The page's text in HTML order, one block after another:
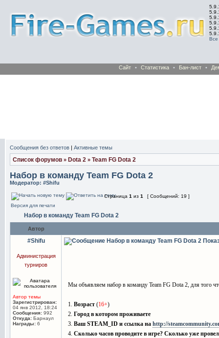
Все
Сайт • Статистика • Бан-лист •
Сообщения без ответов | Активные темы
Список форумов » Dota 2 » Team FG Dota 2
Набор в команду Team FG Dota 2
Модератор: #Shifu
Страница 1 из 1
[ Сообщений: 19 ]
Версия для печати
Набор в команду Team FG Dota 2
Автор
#Shifu
Администрация
турниров
Автор темы
Зарегистрирован:
04 янв 2012, 18:24
Сообщения: 992
Откуда: Барнаул
Награды: 6
Набор в команду Team FG Dota 2
Мы объявляем набор в команду Team FG Dota 2, для того
1. Возраст (16+)
2. Город в котором проживаете
3. Ваш STEAM_ID и ссылка на http://
4. Сколько часов проводите в игре? Сколько уже